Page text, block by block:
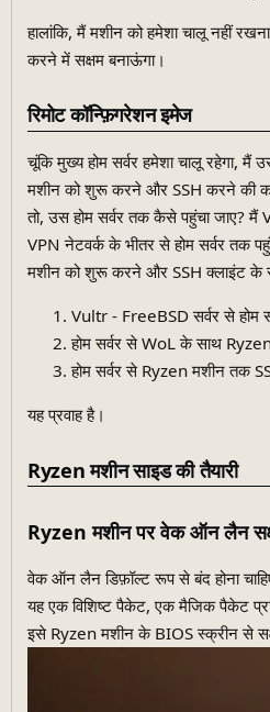
हालांकि, मैं मशीन को हमेशा चालू नहीं
करने में सक्षम बनाऊंगा।
रिमोट कॉन्फ़िगरेशन इमेज
चूंकि मुख्य होम सर्वर हमेशा चालू रहेगा,
मशीन को शुरू करने और SSH करने की
तो, उस होम सर्वर तक कैसे पहुंचा जाए?
VPN नेटवर्क के भीतर से होम सर्वर तक
मशीन को शुरू करने और SSH क्लाइंट के
Vultr - FreeBSD सर्वर से होम
होम सर्वर से WoL के साथ
होम सर्वर से Ryzen मशीन तक
यह प्रवाह है।
Ryzen मशीन साइड की तैयारी
Ryzen मशीन पर वेक ऑन लैन
वेक ऑन लैन डिफ़ॉल्ट रूप से बंद होना
यह एक विशिष्ट पैकेट, एक मैजिक पैकेट
इसे Ryzen मशीन के BIOS स्क्रीन से